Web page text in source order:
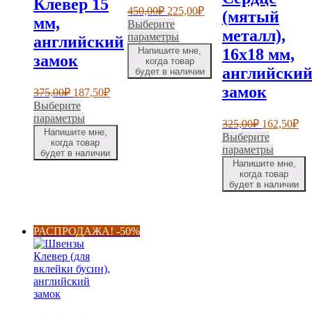
Клевер 15
мм,
английский
замок
375,00₽ Первоначальная
цена
составляла
375,00₽.
187,50₽Текущая
Выберите
параметры
товар
имеет
несколько
странице
Напишите мне,
когда товар
будет в наличии
450,00₽ Первоначальная
цена
составляла
450,00₽.
225,00₽Текущая
цена:
225,00₽.
Выберите
параметры
товар
имеет
несколько
странице
Напишите мне,
когда товар
будет в наличии
(мятый
металл),
16х18 мм,
английский
замок
325,00₽
цена
составляла
325,00₽.
162,50₽
Выберите
параметрыЭтот
товар
имеет
Напишите мне,
когда товар
будет в наличии
РАСПРОДАЖА! -50%